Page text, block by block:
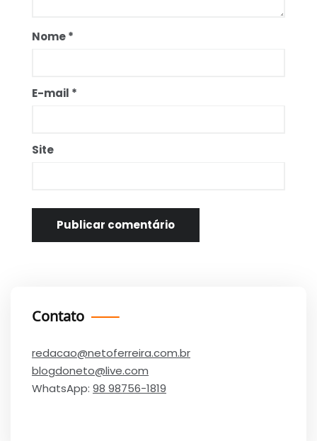
Nome*
E-mail *
Site
Contato
redacao@netoferreira.com.br
blogdoneto@live.com
WhatsApp: 98 98756-1819